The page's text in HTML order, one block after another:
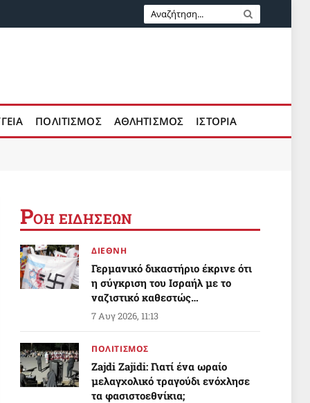
ΠΟΛΙΤΙΣΜΟΣ ΑΘΛΗΤΙΣΜΟΣ ΙΣΤΟΡΙΑ
ΡΟΗ ΕΙΔΗΣΕΩΝ
ΔΙΕΘΝΗ
Γερμανικό δικαστήριο έκρινε ότι
η σύγκριση του Ισραήλ με το
ναζιστικό καθεστώς
προστατεύεται από την ελευθερία
7 Αυγ 2026, 11:13
ΠΟΛΙΤΙΣΜΟΣ
Zajdi Ζajidi: Γιατί ένα ωραίο
μελαγχολικό τραγούδι ενόχλησε
τα φασιστοεθνίκια;